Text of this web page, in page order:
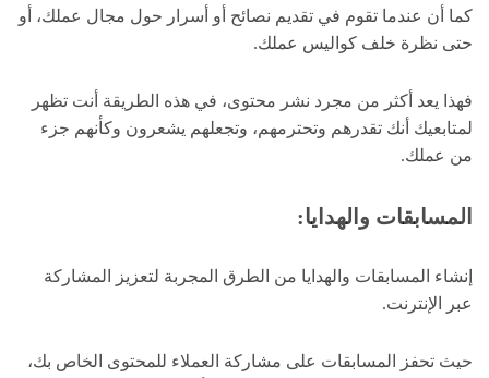
كما أن عندما تقوم في تقديم نصائح أو أسرار حول مجال عملك، أو
حتى نظرة خلف كواليس عملك.
فهذا يعد أكثر من مجرد نشر محتوى، في هذه الطريقة أنت تظهر
لمتابعيك أنك تقدرهم وتحترمهم، وتجعلهم يشعرون وكأنهم جزء
من عملك.
المسابقات والهدايا:
إنشاء المسابقات والهدايا من الطرق المجربة لتعزيز المشاركة
عبر الإنترنت.
حيث تحفز المسابقات على مشاركة العملاء للمحتوى الخاص بك،